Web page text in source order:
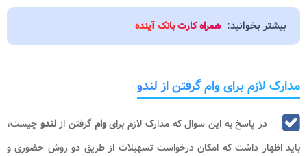
بیشتر بخوانید: همراه کارت بانک آینده
مدارک لازم برای وام گرفتن از لندو
در پاسخ به این سوال که مدارک لازم برایوامگرفتن ازلندو چیست،
باید اظهار داشت که امکان درخواست تسهیلات از طریق دو روش حضوری و